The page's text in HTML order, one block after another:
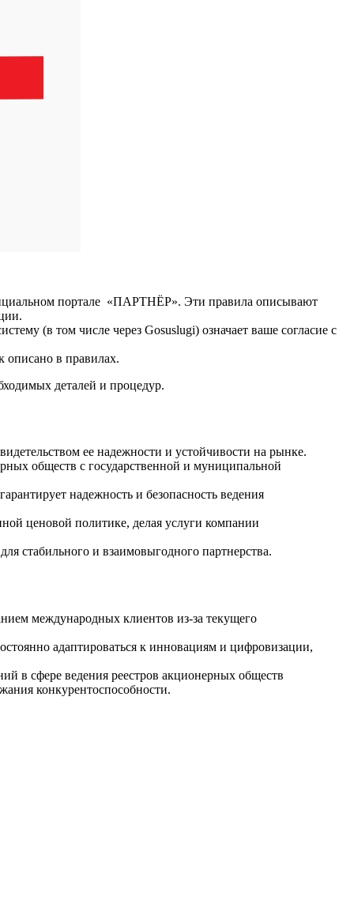
портале «ПАРТНЁР». Эти правила описывают
(в том числе через Gosuslugi) означает ваше согласие с
в правилах.
деталей и процедур.
ее надежности и устойчивости на рынке.
обществ с государственной и муниципальной
надежность и безопасность ведения
ценовой политике, делая услуги компании
стабильного и взаимовыгодного партнерства.
международных клиентов из-за текущего
адаптироваться к инновациям и цифровизации,
в сфере ведения реестров акционерных обществ
конкурентоспособности.